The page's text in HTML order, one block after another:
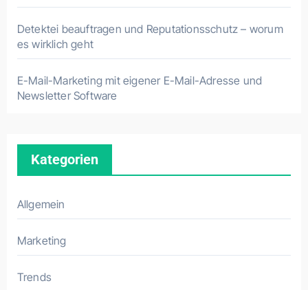
Detektei beauftragen und Reputationsschutz – worum
es wirklich geht
E-Mail-Marketing mit eigener E-Mail-Adresse und
Newsletter Software
Kategorien
Allgemein
Marketing
Trends